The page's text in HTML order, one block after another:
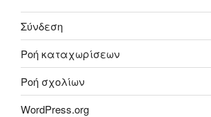
Σύνδεση
Ροή καταχωρίσεων
Ροή σχολίων
WordPress.org